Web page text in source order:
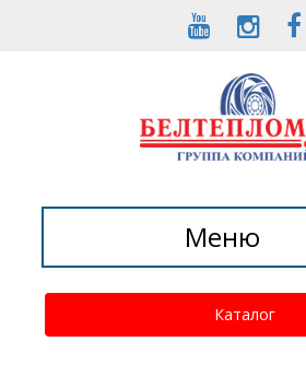
Toggle
navigation
Меню
Каталог